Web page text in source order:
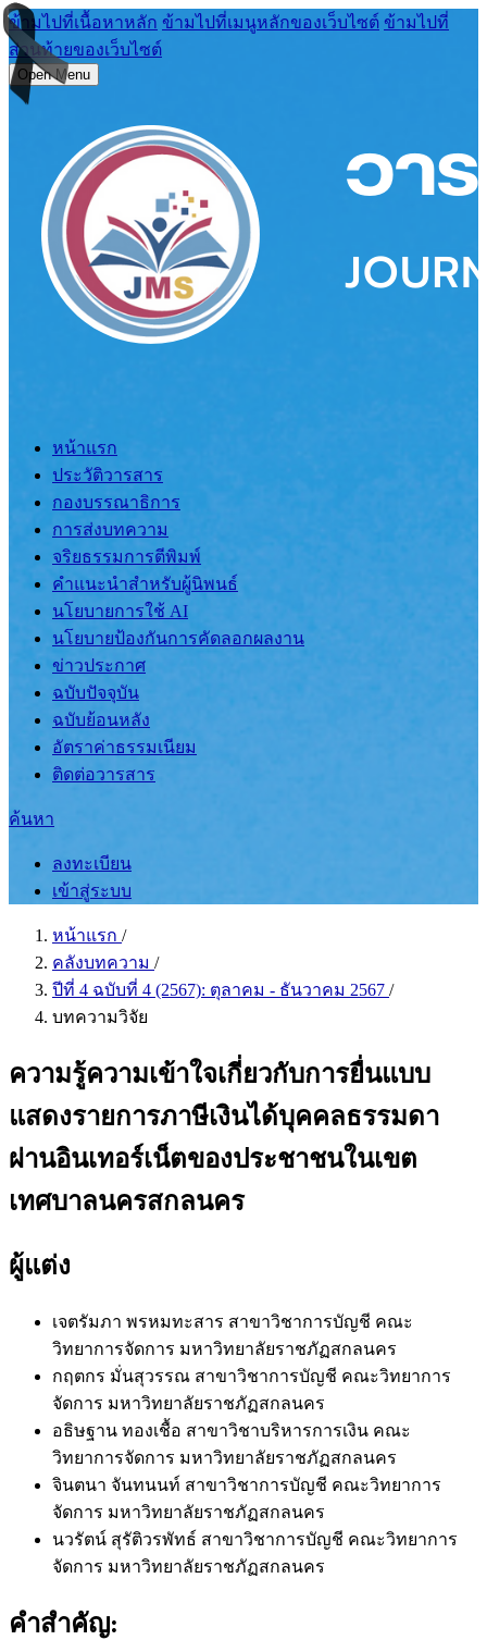
ข้ามไปที่เนื้อหาหลัก ข้ามไปที่เมนูหลักของเว็บไซต์ ข้ามไปที่
ส่วนท้ายของเว็บไซต์
Open Menu
หน้าแรก
ประวัติวารสาร
กองบรรณาธิการ
การส่งบทความ
จริยธรรมการตีพิมพ์
คำแนะนำสำหรับผู้นิพนธ์
นโยบายการใช้ AI
นโยบายป้องกันการคัดลอกผลงาน
ข่าวประกาศ
ฉบับปัจจุบัน
ฉบับย้อนหลัง
อัตราค่าธรรมเนียม
ติดต่อวารสาร
ค้นหา
ลงทะเบียน
เข้าสู่ระบบ
หน้าแรก /
คลังบทความ /
ปีที่ 4 ฉบับที่ 4 (2567): ตุลาคม - ธันวาคม 2567 /
บทความวิจัย
ความรู้ความเข้าใจเกี่ยวกับการยื่นแบบ
แสดงรายการภาษีเงินได้บุคคลธรรมดา
ผ่านอินเทอร์เน็ตของประชาชนในเขต
เทศบาลนครสกลนคร
ผู้แต่ง
เจตรัมภา พรหมทะสาร สาขาวิชาการบัญชี คณะ
วิทยาการจัดการ มหาวิทยาลัยราชภัฏสกลนคร
กฤตกร มั่นสุวรรณ สาขาวิชาการบัญชี คณะวิทยาการ
จัดการ มหาวิทยาลัยราชภัฏสกลนคร
อธิษฐาน ทองเชื้อ สาขาวิชาบริหารการเงิน คณะ
วิทยาการจัดการ มหาวิทยาลัยราชภัฏสกลนคร
จินตนา จันทนนท์ สาขาวิชาการบัญชี คณะวิทยาการ
จัดการ มหาวิทยาลัยราชภัฏสกลนคร
นวรัตน์ สุรัติวรพัทธ์ สาขาวิชาการบัญชี คณะวิทยาการ
จัดการ มหาวิทยาลัยราชภัฏสกลนคร
คำสำคัญ: